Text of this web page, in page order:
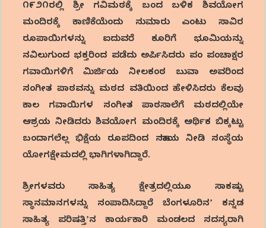
೧೯೨೧ರಲ್ಲಿ ಶ್ರೀ ಗವಿಮಠಕ್ಕೆ ಬಂದ ಬಳಿಕ ಶಿವಯೋಗ
ಮಂದಿರಕ್ಕೆ ಕಾಣಿಕೆಯೆಂದು ಸುಮಾರು ಎಂಟು ಸಾವಿರ
ರೂಪಾಯಿಗಳನ್ನು ಐದುವರೆ ಕೂರಿಗೆ ಭೂಮಿಯನ್ನು
ನವಿಲುಗುಂದ ಭಕ್ತರಿಂದ ಪಡೆದು ಅರ್ಪಿಸಿದರು ಪಂ ಪಂಚಾಕ್ಷರ
ಗವಾಯಿಗಳಿಗೆ ಮಿರ್ಜಿಯ ನೀಲಕಂಠ ಬುವಾ ಅವರಿಂದ
ಸಂಗೀತ ಪಾಠವನ್ನು ಮಠದ ವತಿಯಿಂದ ಹೇಳಿಸಿದರು ಕೆಲವು
ಕಾಲ ಗವಾಯಿಗಳ ಸಂಗೀತ ಪಾಠಸಾಲೆಗೆ ಮಠದಲ್ಲಿಯೇ
ಆಶ್ರಯ ನೀಡಿದರು ಶಿವಯೋಗ ಮಂದಿರಕ್ಕೆ ಆರ್ಥಿಕ ಬಿಕ್ಕಟ್ಟು
ಬಂದಾಗಲೆಲ್ಲ ಭಿಕ್ಷೆಯ ರೂಪದಿಂದ ಸಹಾಯ ನೀಡಿ ಸಂಸ್ಥೆಯ
ಯೋಗಕ್ಷೇಮದಲ್ಲಿ ಭಾಗಿಗಳಾಗಿದ್ದಾರೆ.
ಶ್ರೀಗಳವರು ಸಾಹಿತ್ಯ ಕ್ಷೇತ್ರದಲ್ಲಿಯೂ ಸಾಕಷ್ಟು
ಸ್ಥಾನಮಾನಗಳನ್ನು ಸಂಪಾದಿಸಿದ್ದಾರೆ ಬೆಂಗಳೂರಿನʼ ಕನ್ನಡ
ಸಾಹಿತ್ಯ ಪರಿಷತ್ತಿʼನ ಕಾರ್ಯಕಾರಿ ಮಂಡಲದ ಸದಸ್ಯರಾಗಿ